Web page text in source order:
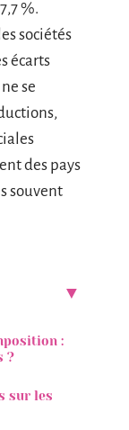
%.
sociétés
écarts
se
des pays
souvent
:
?
sur les